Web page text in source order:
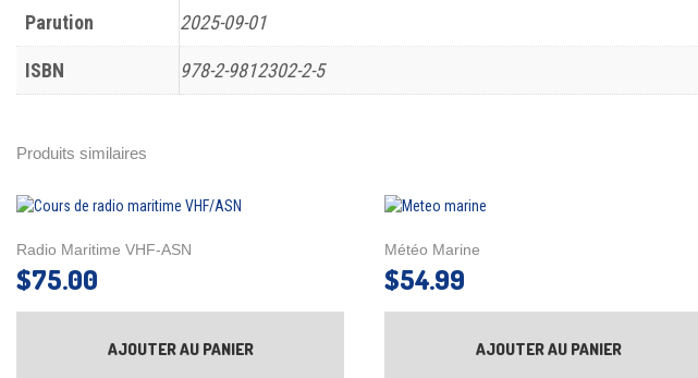
Parution 2025-09-01
ISBN 978-2-9812302-2-5
Produits similaires
Radio Maritime VHF-ASN
$75.00
AJOUTER AU PANIER
Météo Marine
$54.99
AJOUTER AU PANIER